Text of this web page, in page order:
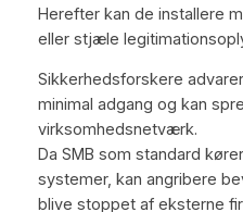
Herefter kan de installere
eller stjæle
Sikkerhedsforskere
minimal adgang og kan
virksomhedsnetværk.
Da SMB som standard
systemer, kan angribere
blive stoppet af eksterne